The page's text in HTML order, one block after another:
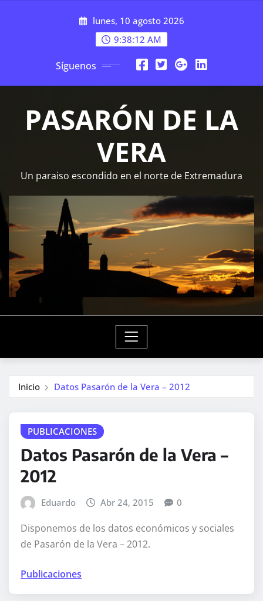
lunes, 10 agosto 2026
9:38:13 AM
Síguenos
PASARÓN DE LA
VERA
Un paraiso escondido en el norte de Extremadura
Inicio Datos Pasarón de la Vera – 2012
PUBLICACIONES
Datos Pasarón de la Vera –
2012
Eduardo Abr 24, 2015 0
Disponemos de los datos económicos y sociales
de Pasarón de la Vera – 2012.
Publicaciones